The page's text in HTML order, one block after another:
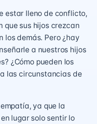
estar lleno de conflicto,
que sus hijos crezcan
los demás. Pero ¿hay
a nuestros hijos
¿Cómo pueden los
las circunstancias de
ya que la
lugar solo sentir lo